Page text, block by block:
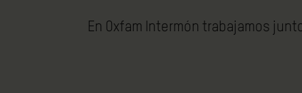
En Oxfam Intermón trabajamos